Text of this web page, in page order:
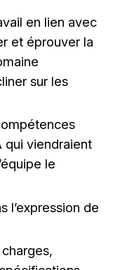
en lien avec
et éprouver la
sur les
qui viendraient
le
l’expression de